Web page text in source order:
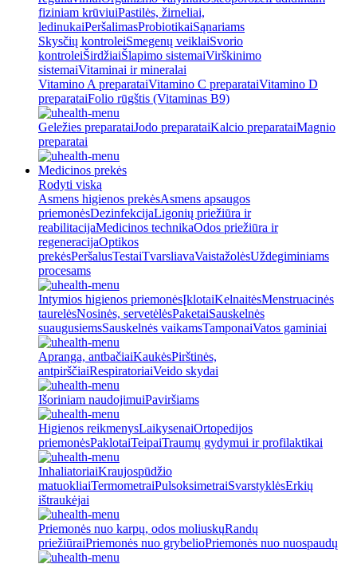
fiziniam krūviuiPastilės, žirneliai,
ledinukaiPeršalimasProbiotikaiSąnariams
Skysčių kontroleiSmegenų veiklaiSvorio
kontroleiŠirdžiaiŠlapimo sistemaiVirškinimo
sistemaiVitaminai ir mineralai
Vitamino A preparataiVitamino C preparataiVitamino D
preparataiFolio rūgštis (Vitaminas B9)
Geležies preparataiJodo preparataiKalcio preparataiMagnio
preparatai
Medicinos prekės
Rodyti viską
Asmens higienos prekėsAsmens apsaugos
priemonėsDezinfekcijaLigonių priežiūra ir
reabilitacijaMedicinos technikaOdos priežiūra ir
regeneracijaOptikos
prekėsPeršalusTestaiTvarsliavaVaistažolėsUždegiminiams
procesams
Intymios higienos priemonėsĮklotaiKelnaitėsMenstruacinės
taurelėsNosinės, servetėlėsPaketaiSauskelnės
suaugusiemsSauskelnės vaikamsTamponaiVatos gaminiai
Apranga, antbačiaiKaukėsPirštinės,
antpirščiaiRespiratoriaiVeido skydai
Išoriniam naudojimuiPaviršiams
Higienos reikmenysLaikysenaiOrtopedijos
priemonėsPaklotaiTeipaiTraumų gydymui ir profilaktikai
InhaliatoriaiKraujospūdžio
matuokliaiTermometraiPulsoksimetraiSvarstyklėsErkių
ištraukėjai
Priemonės nuo karpų, odos moliuskųRandų
priežiūraiPriemonės nuo grybelioPriemonės nuo nuospaudų